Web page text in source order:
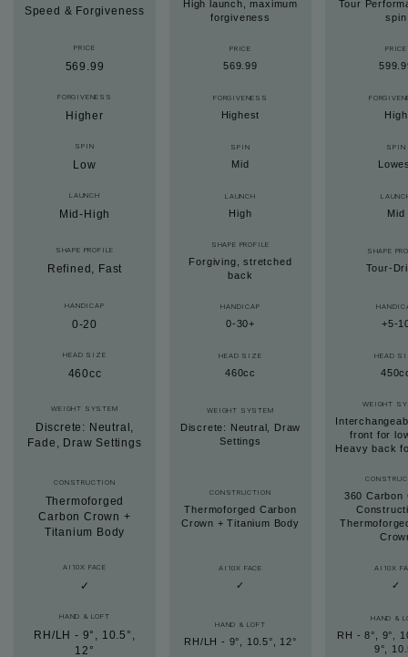
Speed & Forgiveness
High launch, maximum
forgiveness
Tour
spin
PRICE
569.99
PRICE
569.99
PRICE
FORGIVENESS
Higher
FORGIVENESS
Highest High
SPIN
Low
SPIN
Mid
SPIN
LAUNCH
Mid-High
LAUNCH
High Mid
SHAPE PROFILE
Refined, Fast
SHAPE PROFILE
Forgiving, stretched
back
SHAPE
Tour-
HANDICAP
0-20
HANDICAP
0-30+ +5-
HEAD SIZE
460cc
HEAD SIZE
460cc
HEAD
WEIGHT SYSTEM
Discrete: Neutral,
Fade, Draw Settings
WEIGHT SYSTEM
Discrete: Neutral, Draw
Settings
WEIGHT
front for
Heavy back
CONSTRUCTION
Thermoforged
Carbon Crown +
Titanium Body
CONSTRUCTION
Thermoforged Carbon
Crown + Titanium Body
360 Carbon
AI10X FACE
✓
AI10X FACE
✓
AI10X
✓
HAND & LOFT
RH/LH - 9°, 10.5°,
12°
HAND & LOFT
RH/LH - 9°, 10.5°, 12°
HAND &
RH - 8°, 9°,
9°,